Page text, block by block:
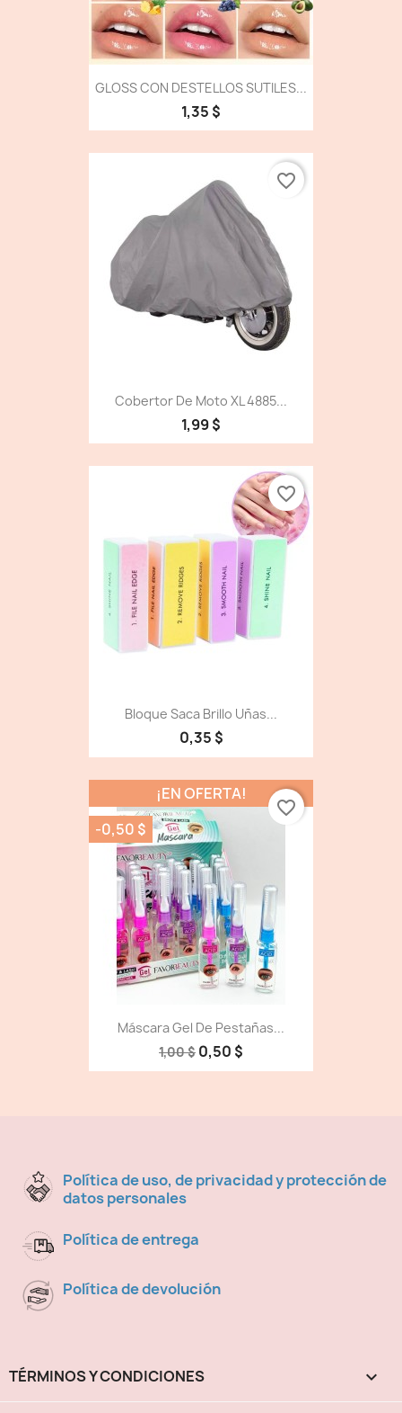
GLOSS CON DESTELLOS SUTILES...
1,35 $
Cobertor De Moto XL 4885...
1,99 $
favorite_border
Bloque Saca Brillo Uñas...
0,35 $
favorite_border
Máscara Gel De Pestañas...
1,00 $ 0,50 $
¡EN OFERTA!
-0,50 $
favorite_border
Política de uso, de privacidad y protección de
datos personales
Política de entrega
Política de devolución
TÉRMINOS Y CONDICIONES 